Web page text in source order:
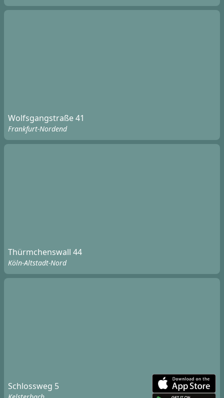
Wolfsgangstraße 41
Frankfurt-Nordend
Thürmchenswall 44
Köln-Altstadt-Nord
Schlossweg 5